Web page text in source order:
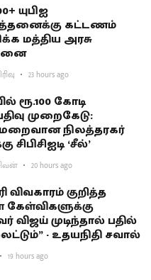
யுபிஐ
கட்டணம்
மத்திய அரசு
23 hours ago
ரூ.100 கோடி
முறைகேடு:
நிலத்தரகர்
சிபிசிஐடி ‘சீல்’
20 hours ago
விவகாரம் குறித்த
விஜய் முடிந்தால் பதில்
- உதயநிதி சவால்
19 hours ago